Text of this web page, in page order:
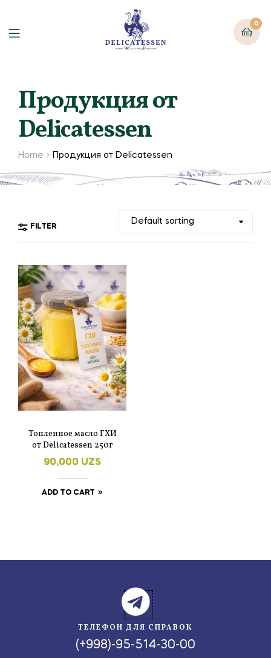
0
Продукция от
Delicatessen
Home Продукция от Delicatessen
FILTER
Топленное масло ГХИ
от Delicatessen 250г
90,000 UZS
ADD TO CART
ТЕЛЕФОН ДЛЯ СПРАВОК
(+998)-95-514-30-00